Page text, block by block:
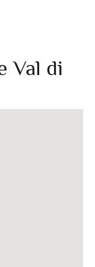
Val di